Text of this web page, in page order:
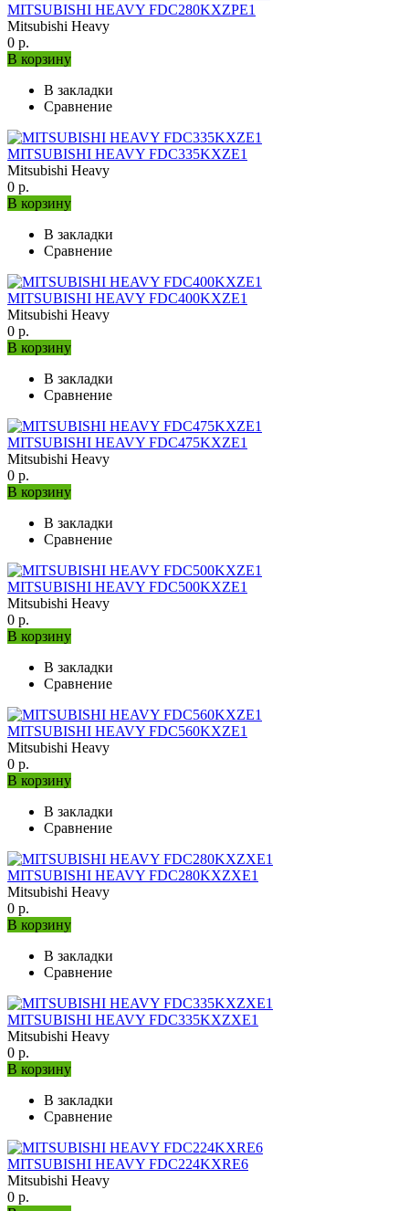
MITSUBISHI HEAVY FDC280KXZРE1
Mitsubishi Heavy
0 р.
В корзину
В закладки
Сравнение
MITSUBISHI HEAVY FDC335KXZE1
Mitsubishi Heavy
0 р.
В корзину
В закладки
Сравнение
MITSUBISHI HEAVY FDC400KXZE1
Mitsubishi Heavy
0 р.
В корзину
В закладки
Сравнение
MITSUBISHI HEAVY FDC475KXZE1
Mitsubishi Heavy
0 р.
В корзину
В закладки
Сравнение
MITSUBISHI HEAVY FDC500KXZE1
Mitsubishi Heavy
0 р.
В корзину
В закладки
Сравнение
MITSUBISHI HEAVY FDC560KXZE1
Mitsubishi Heavy
0 р.
В корзину
В закладки
Сравнение
MITSUBISHI HEAVY FDC280KXZXE1
Mitsubishi Heavy
0 р.
В корзину
В закладки
Сравнение
MITSUBISHI HEAVY FDC335KXZXE1
Mitsubishi Heavy
0 р.
В корзину
В закладки
Сравнение
MITSUBISHI HEAVY FDC224KXRE6
Mitsubishi Heavy
0 р.